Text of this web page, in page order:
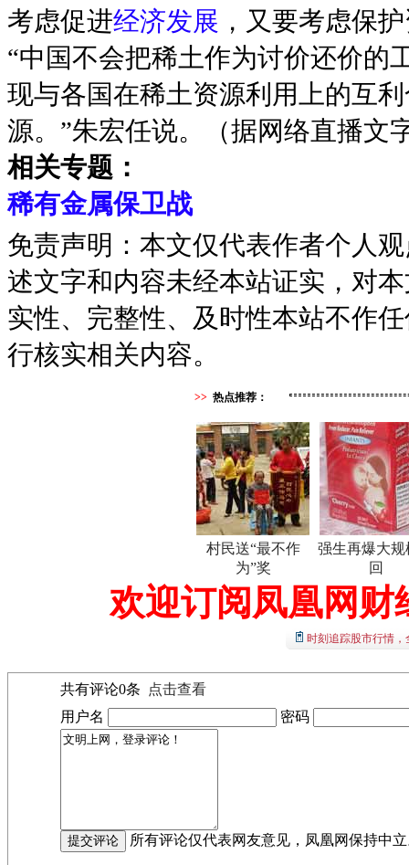
考虑促进经济发展 ，又要考虑保
“中国不会把稀土作为讨价还价的
现与各国在稀土资源利用上的互
源。”朱宏任说。（据网络直播文
相关专题：
稀有金属保卫战
免责声明：本文仅代表作者个人
述文字和内容未经本站证实，对
实性、完整性、及时性本站不作
行核实相关内容。
>> 热点推荐：
村民送“最不作
为”奖
强生再爆大规
回
欢迎订阅凤凰网财
时刻追踪股市行情
共有评论0条
点击查看
用户名
密码
所有评论仅代表网友意见，凤凰网保持中